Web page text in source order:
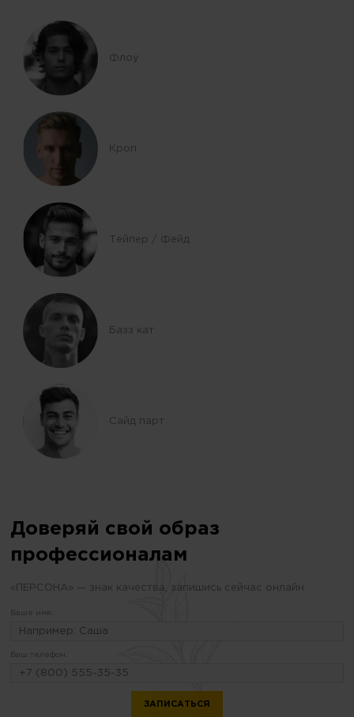
Флоу
Кроп
Тейпер / Фейд
Базз кат
Сайд парт
Доверяй свой образ
профессионалам
«ПЕРСОНА» — знак качества, запишись сейчас онлайн
Ваше имя:
Ваш телефон: